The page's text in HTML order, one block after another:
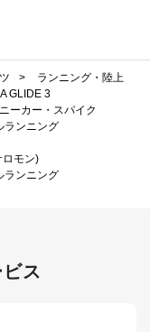
>
ランニング・陸上
GLIDE 3
ーカー・スパイク
ランニング
ロモン)
ランニング
ス